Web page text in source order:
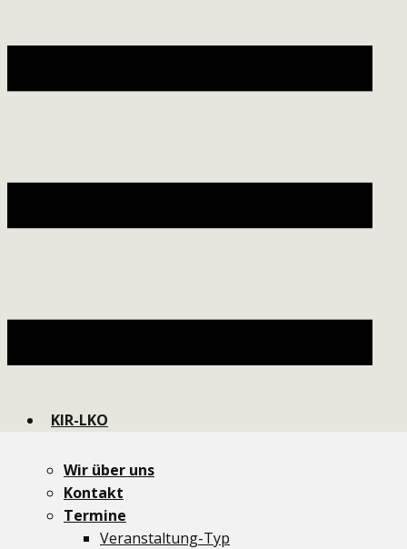
KIR-LKO
Wir über uns
Kontakt
Termine
Veranstaltung-Typ
dit und dat
Themen
Aktionen
Critical Mass